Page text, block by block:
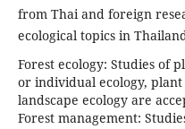
from Thai and foreign
ecological topics in
Forest ecology: Studies of
or individual ecology, plant
landscape ecology are
Forest management: